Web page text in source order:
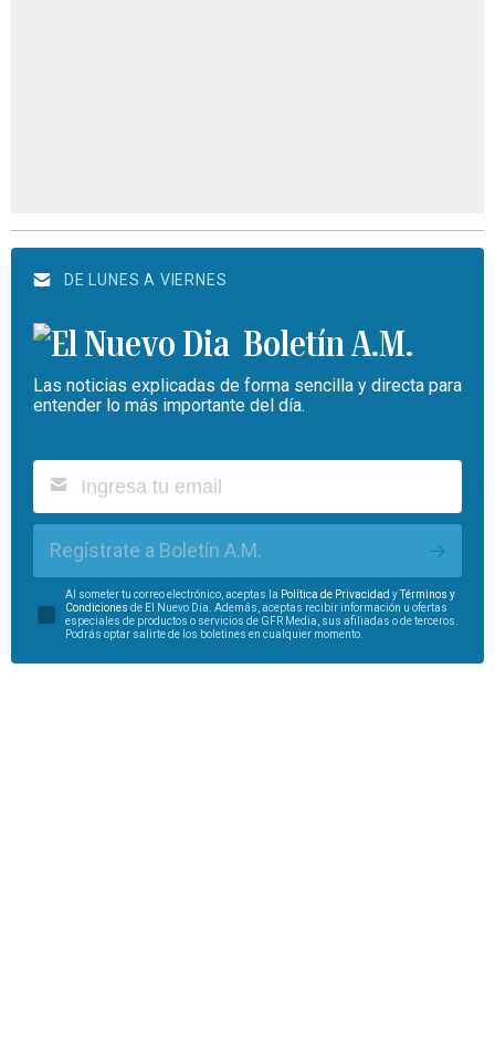
DE LUNES A VIERNES
Boletín A.M.
Las noticias explicadas de forma sencilla y directa para
entender lo más importante del día.
Regístrate a Boletín A.M.
Al someter tu correo electrónico, aceptas la Política de Privacidad yTérminos y
Condiciones de El Nuevo Día. Además, aceptas recibir información u ofertas
especiales de productos o servicios de GFR Media, sus afiliadas o de terceros.
Podrás optar salirte de los boletines en cualquier momento.